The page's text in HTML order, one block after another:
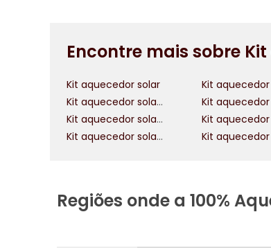
Encontre mais sobre
Kit aquecedor solar
Kit aquecedor solar 200 litros
Kit aquecedor solar 1000 litros
Kit aquecedor solar a vácuo
Regiões onde a 100%